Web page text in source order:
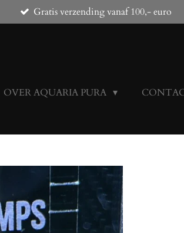
Gratis verzending vanaf 100,- euro
OVER AQUARIA PURA